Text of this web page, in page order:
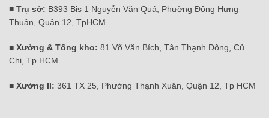
■ Trụ sở: B393 Bis 1 Nguyễn Văn Quá, Phường Đông Hưng
Thuận, Quận 12, TpHCM.
■ Xưởng & Tổng kho: 81 Võ Văn Bích, Tân Thạnh Đông, Củ
Chi, Tp HCM
■ Xưởng II: 361 TX 25, Phường Thạnh Xuân, Quận 12, Tp HCM